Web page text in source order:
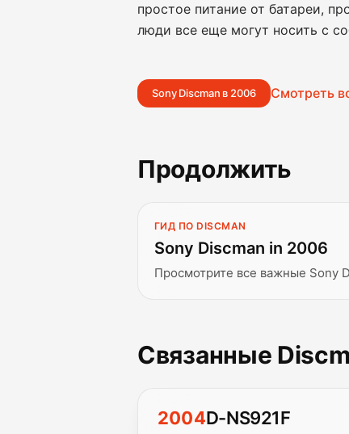
простое питание от батареи,
люди все еще могут носить с
Sony Discman в 2006 Смотреть
Продолжить
ГИД ПО DISCMAN
Sony Discman in 2006
Просмотрите все важные Sony
Связанные
2004D-NS921F